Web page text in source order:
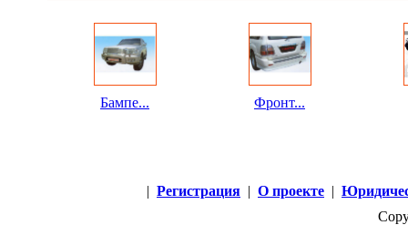
Бампе... Фронт...
| Регистрация | О проекте |